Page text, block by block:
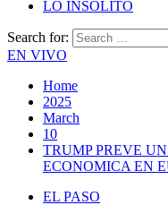
LO INSOLITO
Search for:
EN VIVO
Home
2025
March
10
TRUMP PREVE
ECONOMICA EN
EL PASO